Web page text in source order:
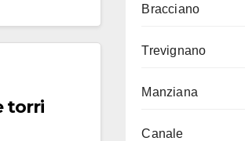
torri
Bracciano
Trevignano
Manziana
Canale